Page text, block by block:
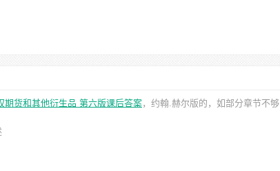
期货和其他衍生品 第六版课后答案，约翰.赫尔版的，如部分章节不够